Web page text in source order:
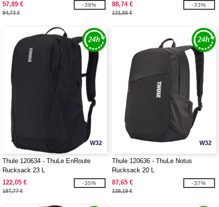
57,89 €
94,73 €
-39%
88,74 €
131,55 €
-33%
W32
Thule 120634 - ThuLe EnRoute
Rucksack 23 L
122,05 €
187,77 €
-35%
W32
Thule 120636 - ThuLe Notus
Rucksack 20 L
87,65 €
138,19 €
-37%